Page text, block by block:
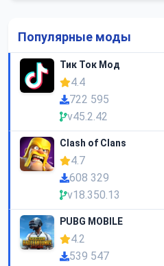
Популярные моды
Тик Ток Мод
4.4
722 595
v45.2.42
Clash of Clans
4.7
608 329
v18.350.13
PUBG MOBILE
4.2
539 547